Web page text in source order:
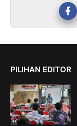
PILIHAN EDITOR